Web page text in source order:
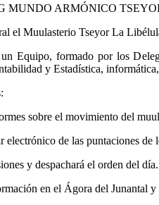
ARMÓNICO
el Muulasterio Tseyor La
Equipo, formado por los
y Estadística,
sobre el movimiento del
electrónico de las puntaciones de
y despachará el orden del día.
en el Ágora del Junantal